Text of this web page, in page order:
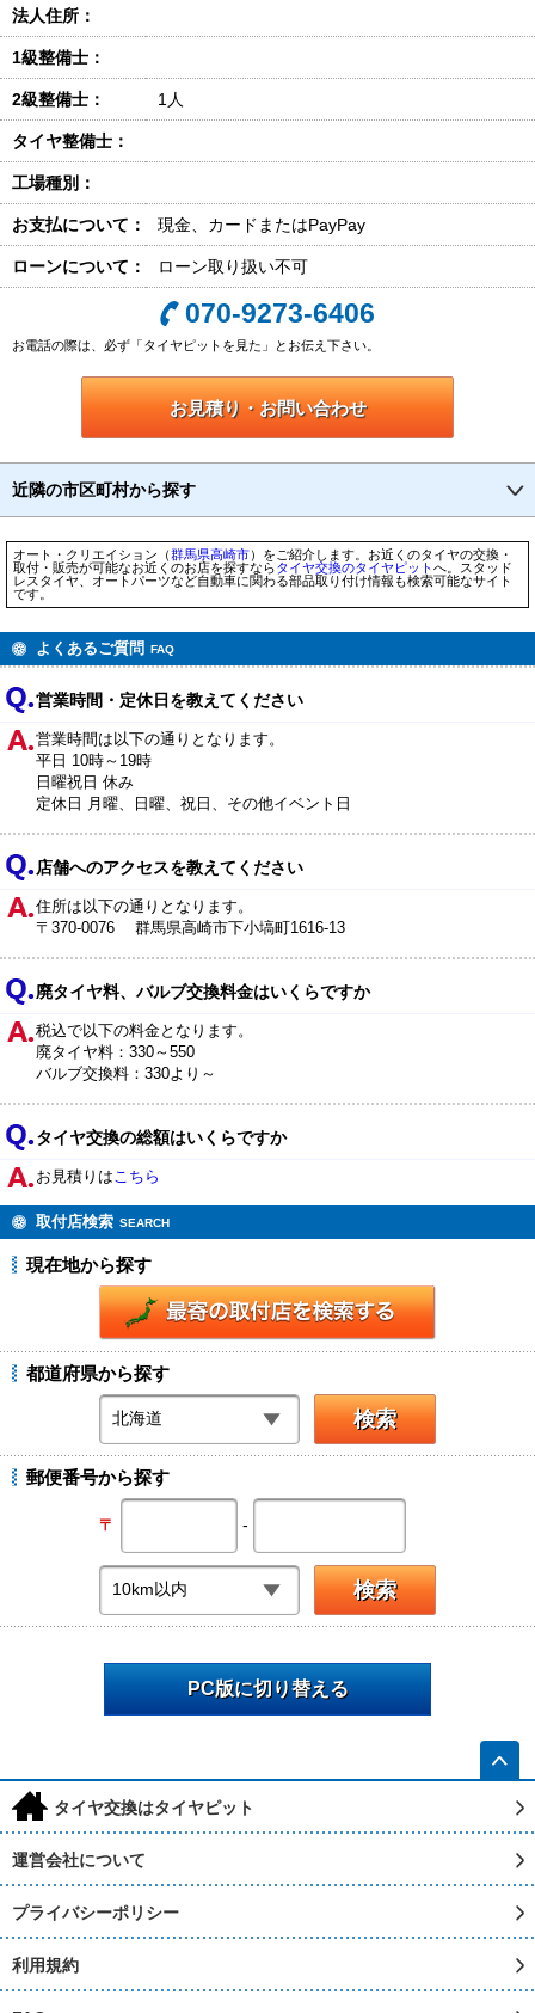
法人住所：
1級整備士：
2級整備士： 1人
タイヤ整備士：
工場種別：
お支払について： 現金、カードまたはPayPay
ローンについて： ローン取り扱い不可
070-9273-6406
お電話の際は、必ず「タイヤピットを見た」とお伝え下さい。
お見積り・お問い合わせ
近隣の市区町村から探す
オート・クリエイション（群馬県高崎市）をご紹介します。お近くのタイヤの交換・
取付・販売が可能なお近くのお店を探すならタイヤ交換のタイヤピットへ。スタッド
レスタイヤ、オートパーツなど自動車に関わる部品取り付け情報も検索可能なサイト
です。
よくあるご質問 FAQ
営業時間・定休日を教えてください
営業時間は以下の通りとなります。
平日 10時～19時
日曜祝日 休み
定休日 月曜、日曜、祝日、その他イベント日
店舗へのアクセスを教えてください
住所は以下の通りとなります。
〒370-0076 群馬県高崎市下小塙町1616-13
廃タイヤ料、バルブ交換料金はいくらですか
税込で以下の料金となります。
廃タイヤ料：330～550
バルブ交換料：330より～
タイヤ交換の総額はいくらですか
お見積りはこちら
取付店検索 SEARCH
現在地から探す
都道府県から探す
郵便番号から探す
〒 -
PC版に切り替える
h タイヤ交換はタイヤピット
運営会社について
プライバシーポリシー
利用規約